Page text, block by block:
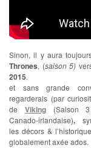
Sinon, il y aura
Thrones, (saison 5)
2015.
et sans grande
regarderais (par
de Viking
(Saison
Canado-irlandaise),
les décors &
globalement axée ados.